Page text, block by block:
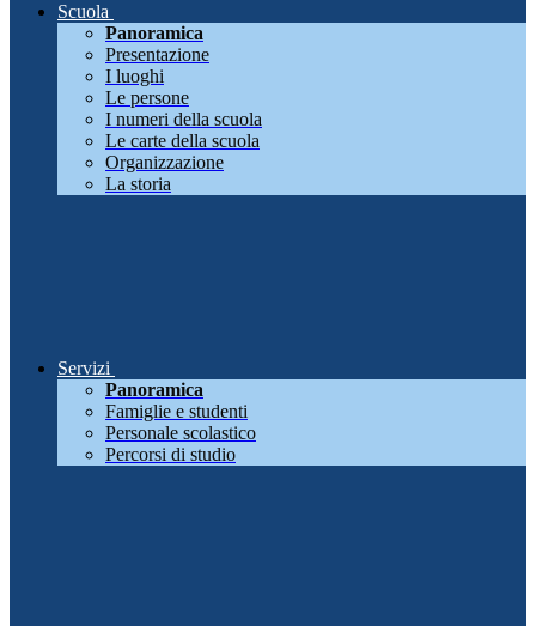
Scuola
Panoramica
Presentazione
I luoghi
Le persone
I numeri della scuola
Le carte della scuola
Organizzazione
La storia
Servizi
Panoramica
Famiglie e studenti
Personale scolastico
Percorsi di studio